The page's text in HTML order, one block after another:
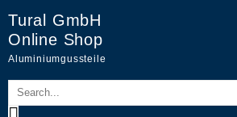
content
Tural GmbH
Online Shop
Aluminiumgussteile